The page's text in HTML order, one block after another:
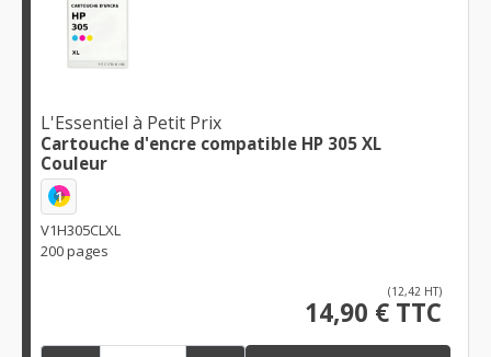
L'Essentiel à Petit Prix
Cartouche d'encre compatible HP 305 XL
Couleur
1
V1H305CLXL
200 pages
(12,42 HT)
14,90 € TTC